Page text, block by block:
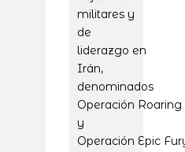
militares y
de
liderazgo en
Irán,
denominados
Operación Roaring
y
Operación Epic